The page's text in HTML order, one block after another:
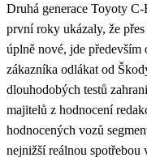
Druhá generace Toyoty
první roky ukázaly, že
úplně nové, jde
zákazníka odlákat od
dlouhodobých testů
majitelů z hodnocení
hodnocených vozů
nejnižší reálnou spotřebou